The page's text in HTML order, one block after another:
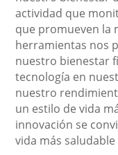
actividad que
que promueven la
herramientas nos
nuestro bienestar
tecnología en
nuestro
un estilo de vida
innovación se
vida más saludable